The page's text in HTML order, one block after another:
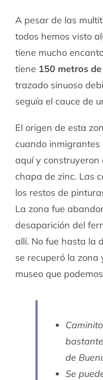
A pesar de las
todos hemos visto
tiene mucho
tiene 150 metros
trazado sinuoso
seguía el cauce de
El origen de esta
cuando
aquí y construyeron
chapa de zinc. Las
los restos de
La zona fue
desaparición del
allí. No fue hasta la
se recuperó la zona
museo que
de
Se